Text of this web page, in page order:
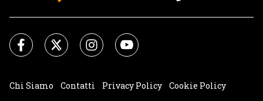
Chi Siamo Contatti Privacy Policy
Cookie Policy